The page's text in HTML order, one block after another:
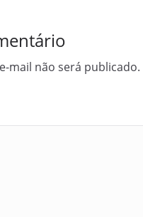
mail não será publicado.